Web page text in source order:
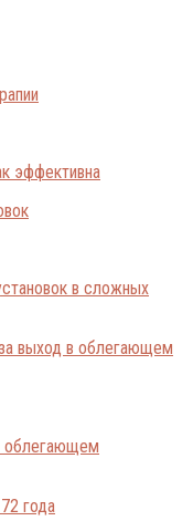
эффективна
в сложных
облегающем